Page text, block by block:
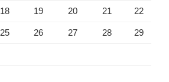
18 19 20 21 22
25 26 27 28 29